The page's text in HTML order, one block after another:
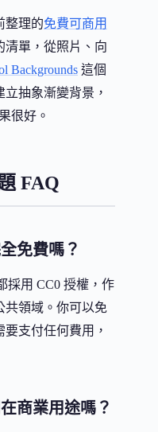
整理的免費可商用
清單，從照片、向
Backgrounds 這個
抽象漸變背景，
很好。
FAQ
免費嗎？
採用 CC0 授權，作
共領域。你可以免
支付任何費用，
商業用途嗎？